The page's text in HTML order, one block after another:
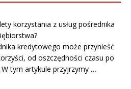
korzystania z usług pośrednika
kredytowego może przynieść
od oszczędności czasu po
tym artykule przyjrzymy …